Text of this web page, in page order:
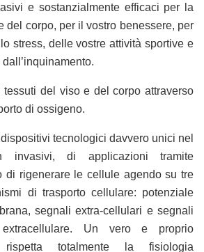
e sostanzialmente efficaci per la
del corpo, per il vostro benessere, per
stress, delle vostre attività sportive e
tessuti del viso e del corpo attraverso
di ossigeno.
tecnologici davvero unici nel
invasivi, di applicazioni tramite
di rigenerare le cellule agendo su tre
di trasporto cellulare: potenziale
segnali extra-cellulari e segnali
Un vero e proprio
totalmente la fisiologia